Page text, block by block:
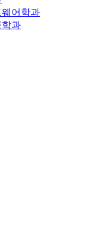
어학과
과